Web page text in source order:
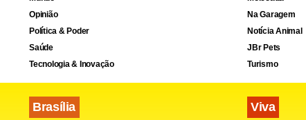
Opinião
Política & Poder
Saúde
Tecnologia & Inovação
Brasília
Na Garagem
Notícia Animal
JBr Pets
Turismo
Viva